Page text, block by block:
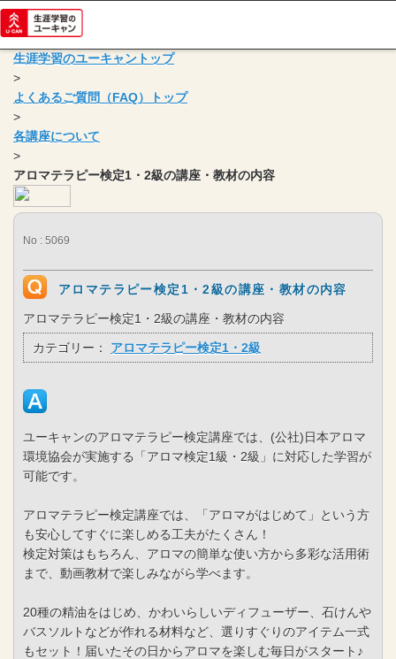
生涯学習のユーキャントップ
>
よくあるご質問（FAQ）トップ
>
各講座について
>
アロマテラピー検定1・2級の講座・教材の内容
No : 5069
アロマテラピー検定1・2級の講座・教材の内容
アロマテラピー検定1・2級の講座・教材の内容
カテゴリー： アロマテラピー検定1・2級
ユーキャンのアロマテラピー検定講座では、(公社)日本アロマ
環境協会が実施する「アロマ検定1級・2級」に対応した学習が
可能です。
アロマテラピー検定講座では、「アロマがはじめて」という方
も安心してすぐに楽しめる工夫がたくさん！
検定対策はもちろん、アロマの簡単な使い方から多彩な活用術
まで、動画教材で楽しみながら学べます。
20種の精油をはじめ、かわいらしいディフューザー、石けんや
バスソルトなどが作れる材料など、選りすぐりのアイテム一式
もセット！届いたその日からアロマを楽しむ毎日がスタート♪